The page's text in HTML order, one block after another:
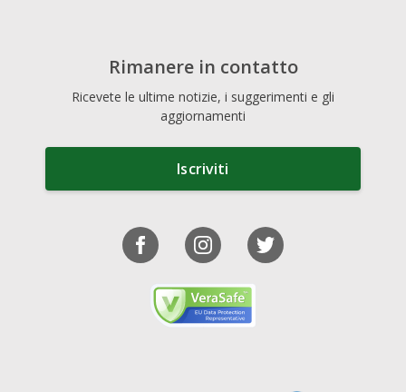
Rimanere in contatto
Ricevete le ultime notizie, i suggerimenti e gli
aggiornamenti
Iscriviti